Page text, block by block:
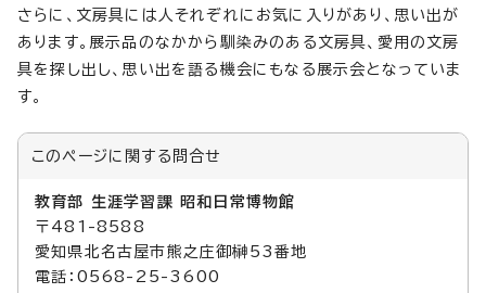
さらに、文房具には人それぞれにお気に入りがあり、思い出が
あります。展示品のなかから馴染みのある文房具、愛用の文房
具を探し出し、思い出を語る機会にもなる展示会となっていま
す。
このページに関する 問合せ
教育部 生涯学習課 昭和日常博物館
〒481-8588
愛知県北名古屋市熊之庄御榊53番地
電話：0568-25-3600